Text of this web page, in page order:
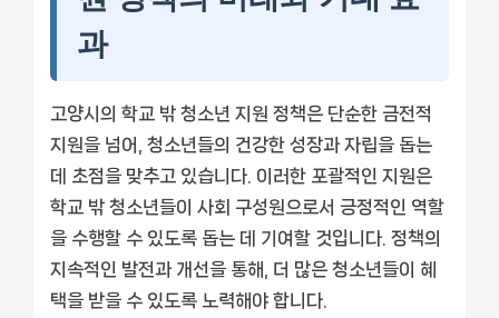
과
고양시의 학교 밖 청소년 지원 정책은 단순한 금전적
지원을 넘어, 청소년들의 건강한 성장과 자립을 돕는
데 초점을 맞추고 있습니다. 이러한 포괄적인 지원은
학교 밖 청소년들이 사회 구성원으로서 긍정적인 역할
을 수행할 수 있도록 돕는 데 기여할 것입니다. 정책의
지속적인 발전과 개선을 통해, 더 많은 청소년들이 혜
택을 받을 수 있도록 노력해야 합니다.